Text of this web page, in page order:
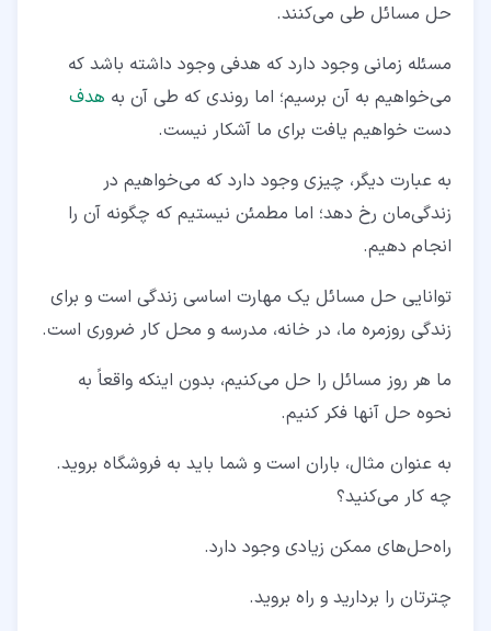
حل مسائل طی می‌کنند.
مسئله زمانی وجود دارد که هدفی وجود داشته باشد که
می‌خواهیم به آن برسیم؛ اما روندی که طی آن به هدف
دست خواهیم یافت برای ما آشکار نیست.
به‌ عبارت‌ دیگر، چیزی وجود دارد که می‌خواهیم در
زندگی‌مان رخ دهد؛ اما مطمئن نیستیم که چگونه آن را
انجام دهیم.
توانایی حل مسائل یک مهارت اساسی زندگی است و برای
زندگی روزمره ما، در خانه، مدرسه و محل کار ضروری است.
ما هر روز مسائل را حل می‌کنیم، بدون اینکه واقعاً به
نحوه حل آنها فکر کنیم.
به‌ عنوان ‌مثال، باران است و شما باید به فروشگاه بروید.
چه کار می‌کنید؟
راه‌حل‌های ممکن زیادی وجود دارد.
چترتان را بردارید و راه بروید.